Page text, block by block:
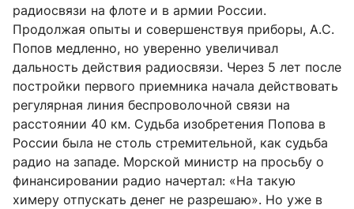
радиосвязи на флоте и в армии России.
Продолжая опыты и совершенствуя приборы, А.С.
Попов медленно, но уверенно увеличивал
дальность действия радиосвязи. Через 5 лет после
постройки первого приемника начала действовать
регулярная линия беспроволочной связи на
расстоянии 40 км. Судьба изобретения Попова в
России была не столь стремительной, как судьба
радио на западе. Морской министр на просьбу о
финансировании радио начертал: «На такую
химеру отпускать денег не разрешаю». Но уже в